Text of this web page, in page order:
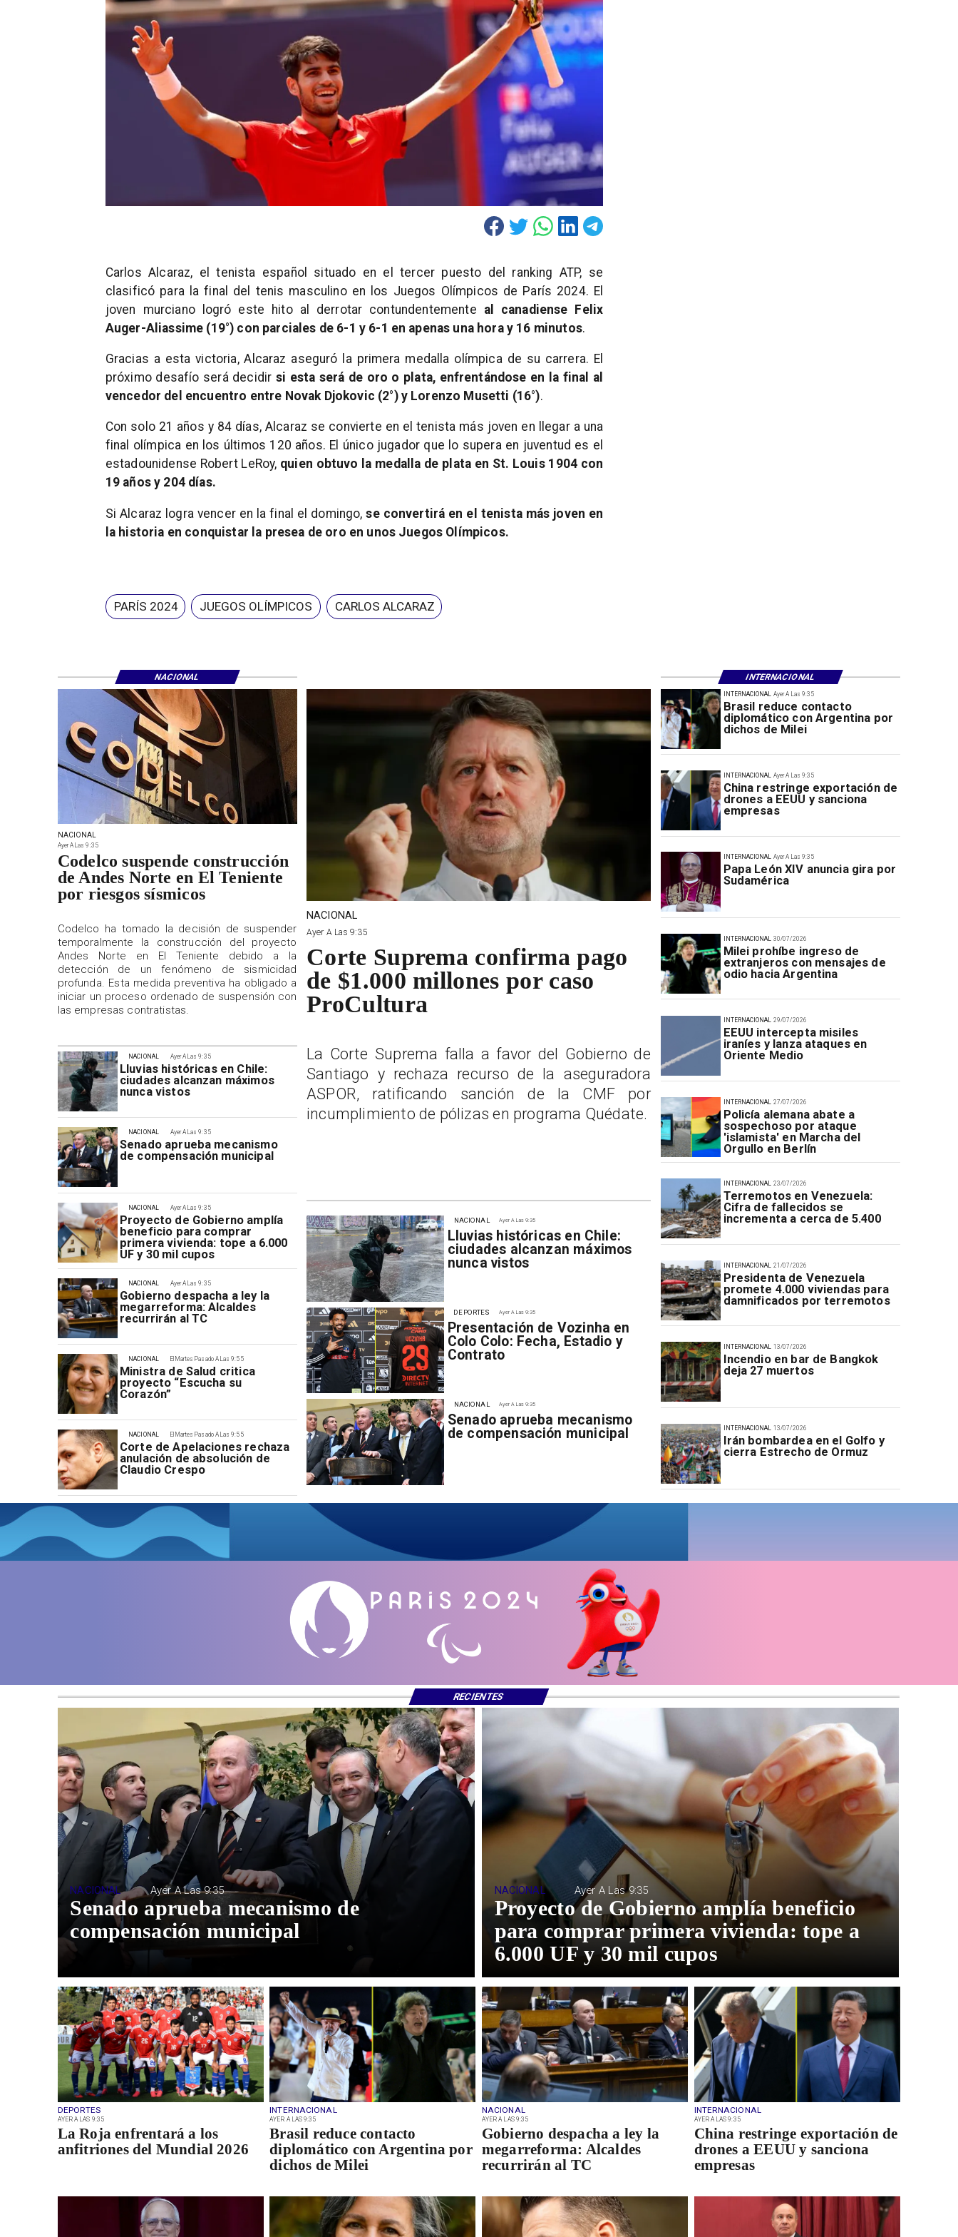
Carlos Alcaraz, el tenista español situado en el tercer puesto del ranking ATP, se
clasificó para la final del tenis masculino en los Juegos Olímpicos de París 2024. El
joven murciano logró este hito al derrotar contundentemente al canadiense Felix
Auger-Aliassime (19°) con parciales de 6-1 y 6-1 en apenas una hora y 16 minutos.
Gracias a esta victoria, Alcaraz aseguró la primera medalla olímpica de su carrera. El
próximo desafío será decidir si esta será de oro o plata, enfrentándose en la final al
vencedor del encuentro entre Novak Djokovic (2°) y Lorenzo Musetti (16°).
Con solo 21 años y 84 días, Alcaraz se convierte en el tenista más joven en llegar a una
final olímpica en los últimos 120 años. El único jugador que lo supera en juventud es el
estadounidense Robert LeRoy, quien obtuvo la medalla de plata en St. Louis 1904 con
19 años y 204 días.
Si Alcaraz logra vencer en la final el domingo, se convertirá en el tenista más joven en
la historia en conquistar la presea de oro en unos Juegos Olímpicos.
PARÍS 2024 JUEGOS OLÍMPICOS CARLOS ALCARAZ
Ayer A Las 9:35
Brasil reduce contacto
diplomático con Argentina por
dichos de Milei
INTERNACIONAL
Ayer A Las 9:35
China restringe exportación de
drones a EEUU y sanciona
empresas
INTERNACIONAL
Ayer A Las 9:35
Papa León XIV anuncia gira por
Sudamérica
INTERNACIONAL
30/07/2026
Milei prohíbe ingreso de
extranjeros con mensajes de
odio hacia Argentina
INTERNACIONAL
29/07/2026
EEUU intercepta misiles
iraníes y lanza ataques en
Oriente Medio
INTERNACIONAL
27/07/2026
Policía alemana abate a
sospechoso por ataque
'islamista' en Marcha del
Orgullo en Berlín
INTERNACIONAL
23/07/2026
Terremotos en Venezuela:
Cifra de fallecidos se
incrementa a cerca de 5.400
INTERNACIONAL
21/07/2026
Presidenta de Venezuela
promete 4.000 viviendas para
damnificados por terremotos
INTERNACIONAL
13/07/2026
Incendio en bar de Bangkok
deja 27 muertos
INTERNACIONAL
13/07/2026
Irán bombardea en el Golfo y
cierra Estrecho de Ormuz
INTERNACIONAL
Ayer A Las 9:35
Lluvias históricas en Chile:
ciudades alcanzan máximos
nunca vistos
NACIONAL
Ayer A Las 9:35
Senado aprueba mecanismo
de compensación municipal
NACIONAL
Ayer A Las 9:35
Proyecto de Gobierno amplía
beneficio para comprar
primera vivienda: tope a 6.000
UF y 30 mil cupos
NACIONAL
Ayer A Las 9:35
Gobierno despacha a ley la
megarreforma: Alcaldes
recurrirán al TC
NACIONAL
El Martes Pasado A Las 9:55
Ministra de Salud critica
proyecto “Escucha su
Corazón”
NACIONAL
El Martes Pasado A Las 9:55
Corte de Apelaciones rechaza
anulación de absolución de
Claudio Crespo
NACIONAL
Ayer A Las 9:35
Lluvias históricas en Chile:
ciudades alcanzan máximos
nunca vistos
NACIONAL
Ayer A Las 9:35
Presentación de Vozinha en
Colo Colo: Fecha, Estadio y
Contrato
DEPORTES
Ayer A Las 9:35
Senado aprueba mecanismo
de compensación municipal
NACIONAL
NACIONAL
Ayer A Las 9:35
Codelco suspende construcción
de Andes Norte en El Teniente
por riesgos sísmicos
Codelco ha tomado la decisión de suspender
temporalmente la construcción del proyecto
Andes Norte en El Teniente debido a la
detección de un fenómeno de sismicidad
profunda. Esta medida preventiva ha obligado a
iniciar un proceso ordenado de suspensión con
las empresas contratistas.
NACIONAL
Ayer A Las 9:35
Corte Suprema confirma pago
de $1.000 millones por caso
ProCultura
La Corte Suprema falla a favor del Gobierno de
Santiago y rechaza recurso de la aseguradora
ASPOR, ratificando sanción de la CMF por
incumplimiento de pólizas en programa Quédate.
NACIONAL INTERNACIONAL
Senado aprueba mecanismo de
compensación municipal
NACIONAL Ayer A Las 9:35
Proyecto de Gobierno amplía beneficio
para comprar primera vivienda: tope a
6.000 UF y 30 mil cupos
NACIONAL Ayer A Las 9:35
DEPORTES
AYER A LAS 9:35
La Roja enfrentará a los
anfitriones del Mundial 2026
INTERNACIONAL
AYER A LAS 9:35
Brasil reduce contacto
diplomático con Argentina por
dichos de Milei
NACIONAL
AYER A LAS 9:35
Gobierno despacha a ley la
megarreforma: Alcaldes
recurrirán al TC
INTERNACIONAL
AYER A LAS 9:35
China restringe exportación de
drones a EEUU y sanciona
empresas
RECIENTES